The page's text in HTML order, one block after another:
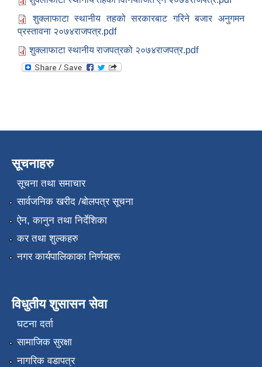
शुक्लाफाटा स्थानीय तहको सरकारबाट गरिने बजार अनुगमन
प्रस्तावना २०७४राजपत्र.pdf
शुक्लाफाटा स्थानीय राजपत्रको २०७४राजपत्र.pdf
सूचनाहरु
सूचना तथा समाचार
सार्वजनिक खरीद /बोलपत्र सूचना
ऐन, कानुन तथा निर्देशिका
कर तथा शुल्कहरु
नगर कार्यपालिकाका निर्णयहरू
विधुतीय शुसासन सेवा
घटना दर्ता
सामाजिक सुरक्षा
नागरिक वडापत्र